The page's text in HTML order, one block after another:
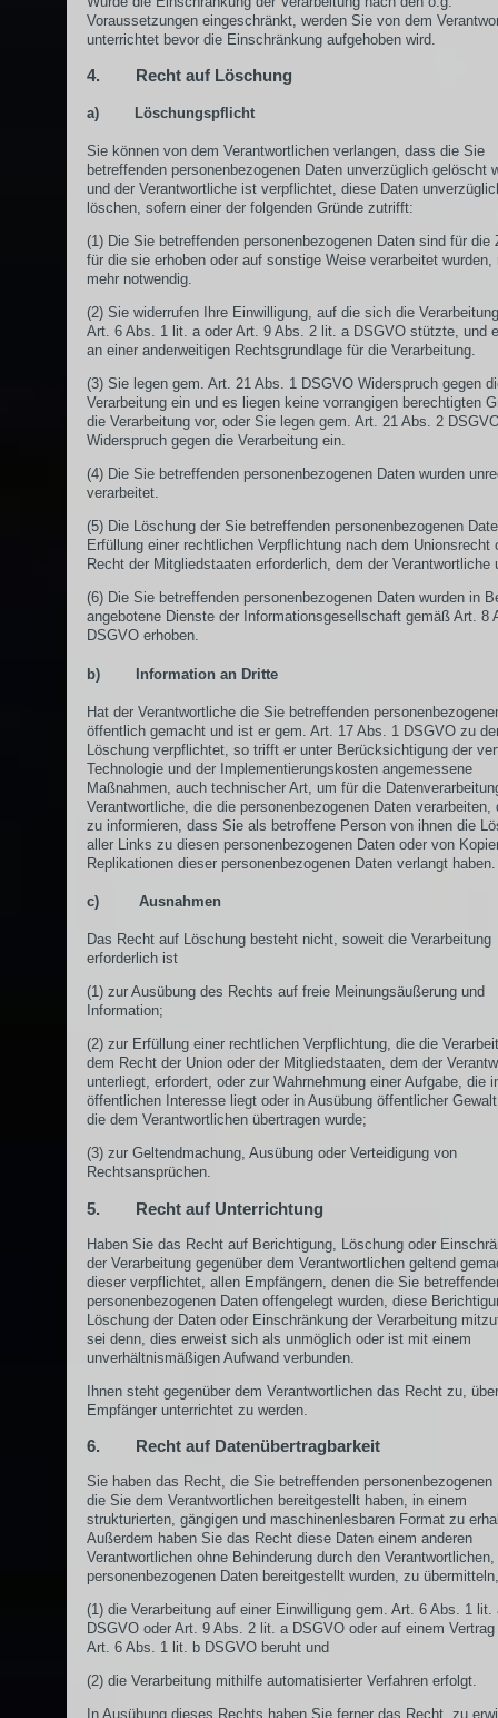
Voraussetzungen eingeschränkt, werden Sie von dem
unterrichtet bevor die Einschränkung aufgehoben wird.
4. Recht auf Löschung
a) Löschungspflicht
Sie können von dem Verantwortlichen verlangen, dass die Sie
betreffenden personenbezogenen Daten unverzüglich gelöscht
und der Verantwortliche ist verpflichtet, diese Daten
löschen, sofern einer der folgenden Gründe zutrifft:
(1) Die Sie betreffenden personenbezogenen Daten sind für die
für die sie erhoben oder auf sonstige Weise verarbeitet wurden,
mehr notwendig.
(2) Sie widerrufen Ihre Einwilligung, auf die sich die
Art. 6 Abs. 1 lit. a oder Art. 9 Abs. 2 lit. a DSGVO stützte, und
an einer anderweitigen Rechtsgrundlage für die Verarbeitung.
(3) Sie legen gem. Art. 21 Abs. 1 DSGVO Widerspruch gegen
Verarbeitung ein und es liegen keine vorrangigen berechtigten
die Verarbeitung vor, oder Sie legen gem. Art. 21 Abs. 2
Widerspruch gegen die Verarbeitung ein.
(4) Die Sie betreffenden personenbezogenen Daten wurden
verarbeitet.
(5) Die Löschung der Sie betreffenden personenbezogenen
Erfüllung einer rechtlichen Verpflichtung nach dem Unionsrecht
Recht der Mitgliedstaaten erforderlich, dem der Verantwortliche
(6) Die Sie betreffenden personenbezogenen Daten wurden in
angebotene Dienste der Informationsgesellschaft gemäß Art. 8
DSGVO erhoben.
b) Information an Dritte
Hat der Verantwortliche die Sie betreffenden
öffentlich gemacht und ist er gem. Art. 17 Abs. 1 DSGVO zu
Löschung verpflichtet, so trifft er unter Berücksichtigung der
Technologie und der Implementierungskosten angemessene
Maßnahmen, auch technischer Art, um für die
Verantwortliche, die die personenbezogenen Daten verarbeiten,
zu informieren, dass Sie als betroffene Person von ihnen die
aller Links zu diesen personenbezogenen Daten oder von
Replikationen dieser personenbezogenen Daten verlangt haben.
c) Ausnahmen
Das Recht auf Löschung besteht nicht, soweit die Verarbeitung
erforderlich ist
(1) zur Ausübung des Rechts auf freie Meinungsäußerung und
Information;
(2) zur Erfüllung einer rechtlichen Verpflichtung, die die
dem Recht der Union oder der Mitgliedstaaten, dem der
unterliegt, erfordert, oder zur Wahrnehmung einer Aufgabe, die
öffentlichen Interesse liegt oder in Ausübung öffentlicher
die dem Verantwortlichen übertragen wurde;
(3) zur Geltendmachung, Ausübung oder Verteidigung von
Rechtsansprüchen.
5. Recht auf Unterrichtung
Haben Sie das Recht auf Berichtigung, Löschung oder
der Verarbeitung gegenüber dem Verantwortlichen geltend
dieser verpflichtet, allen Empfängern, denen die Sie
personenbezogenen Daten offengelegt wurden, diese
Löschung der Daten oder Einschränkung der Verarbeitung
sei denn, dies erweist sich als unmöglich oder ist mit einem
unverhältnismäßigen Aufwand verbunden.
Ihnen steht gegenüber dem Verantwortlichen das Recht zu,
Empfänger unterrichtet zu werden.
6. Recht auf Datenübertragbarkeit
Sie haben das Recht, die Sie betreffenden personenbezogenen
die Sie dem Verantwortlichen bereitgestellt haben, in einem
strukturierten, gängigen und maschinenlesbaren Format zu
Außerdem haben Sie das Recht diese Daten einem anderen
Verantwortlichen ohne Behinderung durch den
personenbezogenen Daten bereitgestellt wurden, zu
(1) die Verarbeitung auf einer Einwilligung gem. Art. 6 Abs. 1 lit.
DSGVO oder Art. 9 Abs. 2 lit. a DSGVO oder auf einem
Art. 6 Abs. 1 lit. b DSGVO beruht und
(2) die Verarbeitung mithilfe automatisierter Verfahren erfolgt.
In Ausübung dieses Rechts haben Sie ferner das Recht, zu